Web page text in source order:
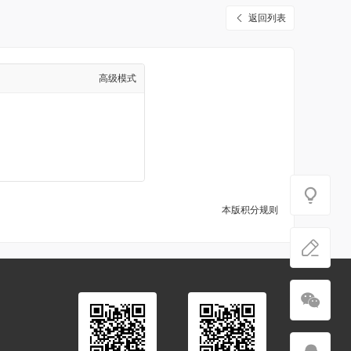
返回列表
高级模式
本版积分规则